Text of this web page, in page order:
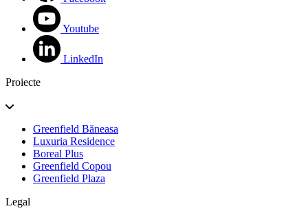
Youtube
LinkedIn
Proiecte
Greenfield Băneasa
Luxuria Residence
Boreal Plus
Greenfield Copou
Greenfield Plaza
Legal